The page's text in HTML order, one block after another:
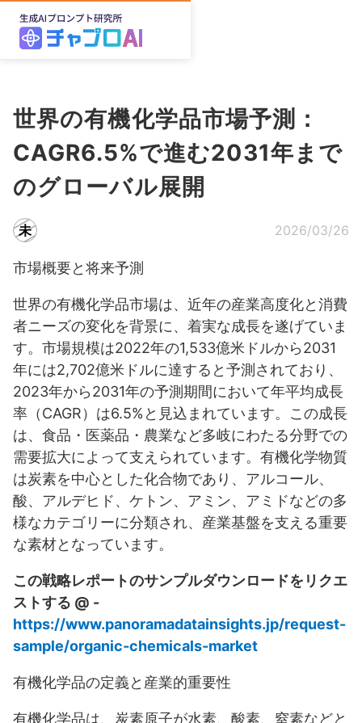
世界の有機化学品市場予測：
CAGR6.5%で進む2031年まで
のグローバル展開
未 2026/03/26
市場概要と将来予測
世界の有機化学品市場は、近年の産業高度化と消費
者ニーズの変化を背景に、着実な成長を遂げていま
す。市場規模は2022年の1,533億米ドルから2031
年には2,702億米ドルに達すると予測されており、
2023年から2031年の予測期間において年平均成長
率（CAGR）は6.5%と見込まれています。この成長
は、食品・医薬品・農業など多岐にわたる分野での
需要拡大によって支えられています。有機化学物質
は炭素を中心とした化合物であり、アルコール、
酸、アルデヒド、ケトン、アミン、アミドなどの多
様なカテゴリーに分類され、産業基盤を支える重要
な素材となっています。
この戦略レポートのサンプルダウンロードをリクエ
ストする @ -
https://www.panoramadatainsights.jp/request-
sample/organic-chemicals-market
有機化学品の定義と産業的重要性
有機化学品は、炭素原子が水素、酸素、窒素などと